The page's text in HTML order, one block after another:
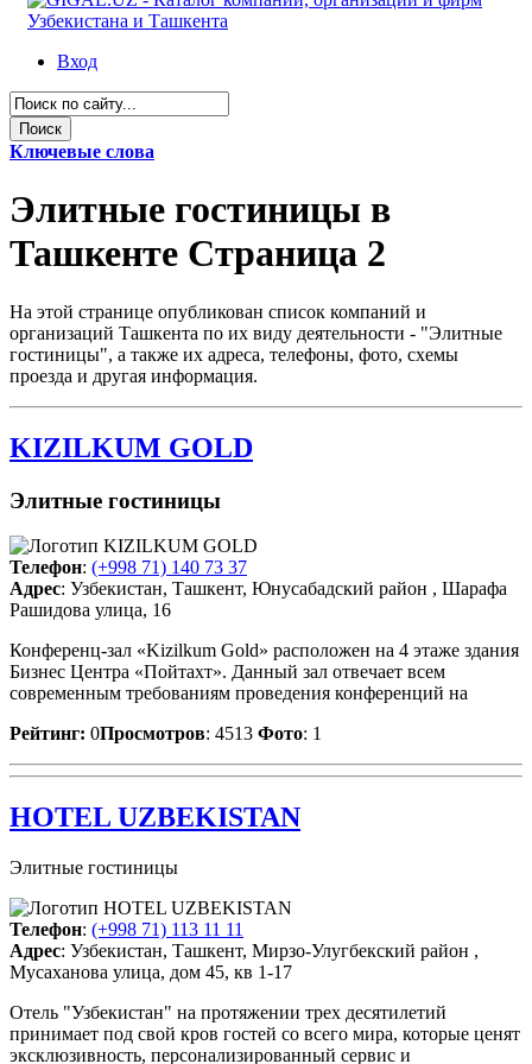
Вход
Ключевые слова
Элитные гостиницы в
Ташкенте Страница 2
На этой странице опубликован список компаний и
организаций Ташкента по их виду деятельности - "Элитные
гостиницы", а также их адреса, телефоны, фото, схемы
проезда и другая информация.
KIZILKUM GOLD
Элитные гостиницы
Телефон: (+998 71) 140 73 37
Адрес: Узбекистан, Ташкент, Юнусабадский район , Шарафа
Рашидова улица, 16
Конференц-зал «Kizilkum Gold» расположен на 4 этаже здания
Бизнес Центра «Пойтахт». Данный зал отвечает всем
современным требованиям проведения конференций на
Рейтинг: 0Просмотров: 4513 Фото: 1
HOTEL UZBEKISTAN
Элитные гостиницы
Телефон: (+998 71) 113 11 11
Адрес: Узбекистан, Ташкент, Мирзо-Улугбекский район ,
Мусаханова улица, дом 45, кв 1-17
Отель "Узбекистан" на протяжении трех десятилетий
принимает под свой кров гостей со всего мира, которые ценят
эксклюзивность, персонализированный сервис и